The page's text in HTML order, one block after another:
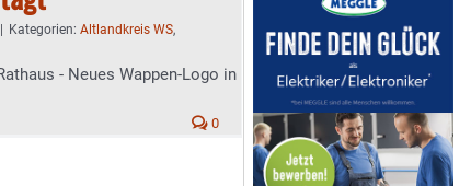
Kategorien: Altlandkreis WS,
- Neues Wappen-Logo in
0